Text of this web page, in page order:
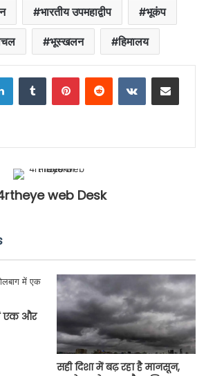
भारतीय उपमहाद्वीप भूकंप
भूस्खलन हिमालय
LinkedInTumblr PinterestReddit VKontakteShare via Email
web Desk
एक और
सही दिशा में बढ़ रहा है मानसून,